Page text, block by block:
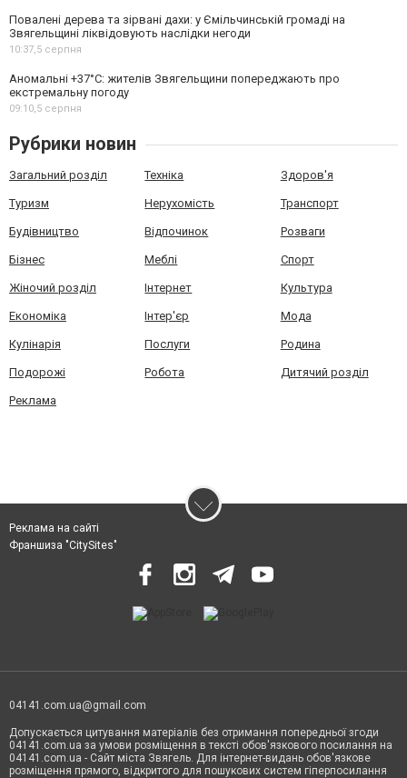
Повалені дерева та зірвані дахи: у Ємільчинській громаді на
Звягельщині ліквідовують наслідки негоди
10:37, 5 серпня
Аномальні +37°C: жителів Звягельщини попереджають про
екстремальну погоду
09:10, 5 серпня
Рубрики новин
Загальний розділ Техніка Здоров'я
Туризм Нерухомість Транспорт
Будівництво Відпочинок Розваги
Бізнес Меблі Спорт
Жіночий розділ Інтернет Культура
Економіка Інтер'єр Мода
Кулінарія Послуги Родина
Подорожі Робота Дитячий розділ
Реклама
Реклама на сайті
Франшиза "CitySites"
04141.com.ua@gmail.com
Допускається цитування матеріалів без отримання попередньої згоди
04141.com.ua за умови розміщення в тексті обов'язкового посилання на
04141.com.ua - Сайт міста Звягель. Для інтернет-видань обов'язкове
розміщення прямого, відкритого для пошукових систем гіперпосилання